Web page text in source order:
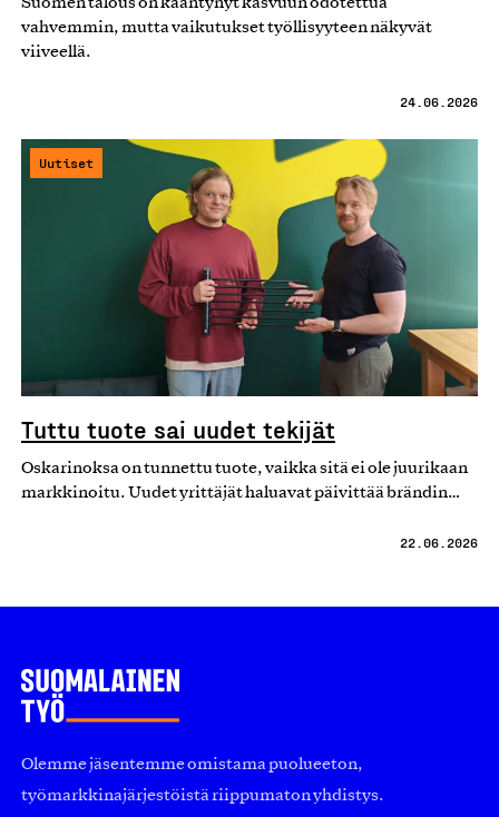
Suomen talous on kääntynyt kasvuun odotettua
vahvemmin, mutta vaikutukset työllisyyteen näkyvät
viiveellä.
24.06.2026
Uutiset
Tuttu tuote sai uudet tekijät
Oskarinoksa on tunnettu tuote, vaikka sitä ei ole juurikaan
markkinoitu. Uudet yrittäjät haluavat päivittää brändin…
22.06.2026
Olemme jäsentemme omistama puolueeton,
työmarkkinajärjestöistä riippumaton yhdistys.